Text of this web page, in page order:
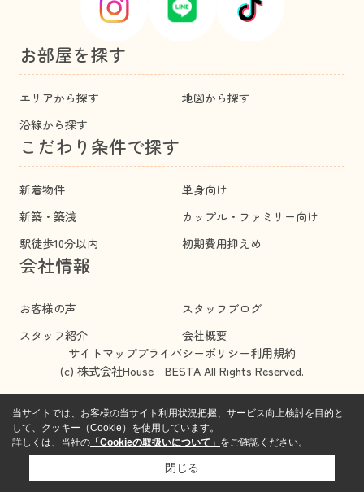
お部屋を探す
エリアから探す
地図から探す
沿線から探す
こだわり条件で探す
新着物件
単身向け
新築・築浅
カップル・ファミリー向け
駅徒歩10分以内
初期費用抑えめ
会社情報
お客様の声
スタッフブログ
スタッフ紹介
会社概要
サイトマッププライバシーポリシー利用規約
(c) 株式会社House BESTA All Rights Reserved.
当サイトでは、お客様の当サイト利用状況把握、サービス向上検討を目的と
して、クッキー（Cookie）を使用しています。
詳しくは、当社の 「Cookieの取扱いについて」 をご確認ください。
閉じる